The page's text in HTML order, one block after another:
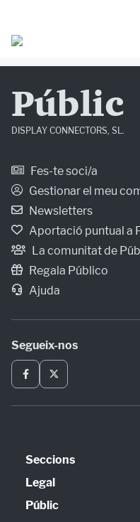
Públic
DISPLAY CONNECTORS, SL.
Fes-te soci/a
Gestionar el meu
Newsletters
Aportació puntual a
La comunitat de
Regala Público
Ajuda
Segueix-nos
Seccions
Política
Opinió
Legal
Avís legal
Públic